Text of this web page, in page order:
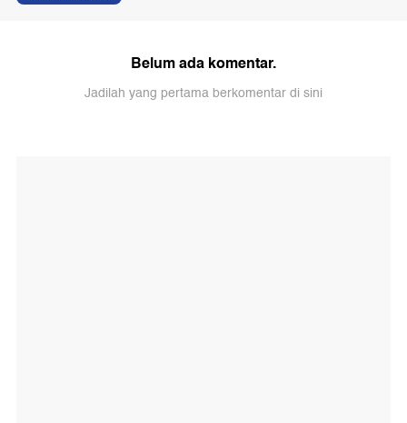
Belum ada komentar.
Jadilah yang pertama berkomentar di sini